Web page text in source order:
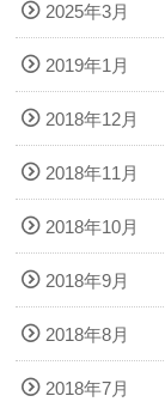
2025年3月
2019年1月
2018年12月
2018年11月
2018年10月
2018年9月
2018年8月
2018年7月